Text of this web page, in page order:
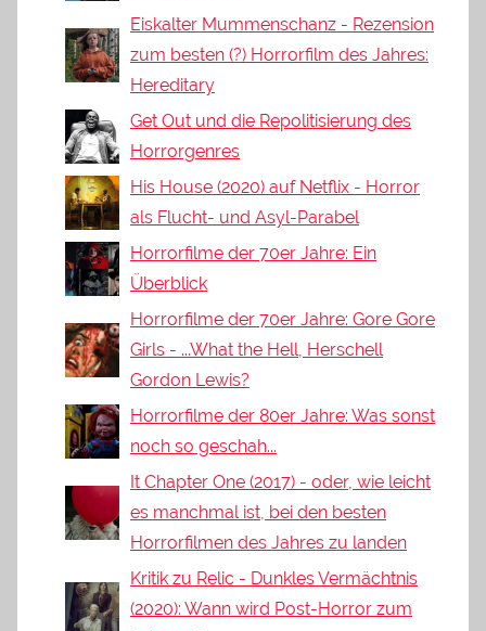
Eiskalter Mummenschanz - Rezension
zum besten (?) Horrorfilm des Jahres:
Hereditary
Get Out und die Repolitisierung des
Horrorgenres
His House (2020) auf Netflix - Horror
als Flucht- und Asyl-Parabel
Horrorfilme der 70er Jahre: Ein
Überblick
Horrorfilme der 70er Jahre: Gore Gore
Girls - ...What the Hell, Herschell
Gordon Lewis?
Horrorfilme der 80er Jahre: Was sonst
noch so geschah...
It Chapter One (2017) - oder, wie leicht
es manchmal ist, bei den besten
Horrorfilmen des Jahres zu landen
Kritik zu Relic - Dunkles Vermächtnis
(2020): Wann wird Post-Horror zum